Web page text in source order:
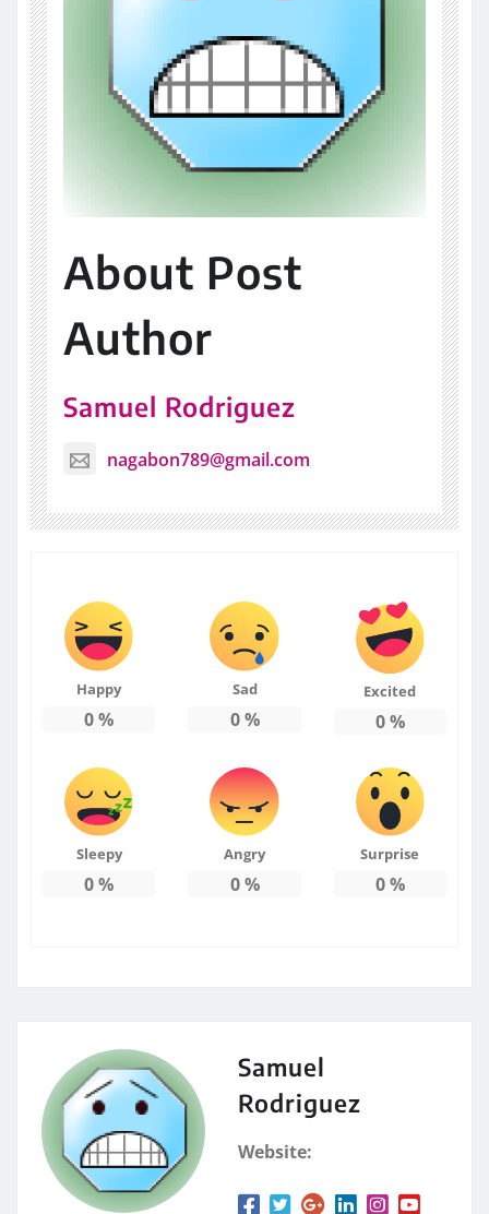
About Post
Author
Samuel Rodriguez
nagabon789@gmail.com
Happy
0%
Sad
0%
Excited
0%
Sleepy
0%
Angry
0%
Surprise
0%
Samuel
Rodriguez
Website: